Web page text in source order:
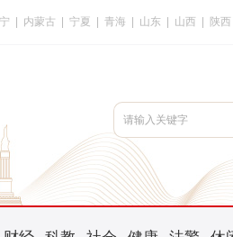
内蒙古 宁夏 青海 山东 山西 陕西